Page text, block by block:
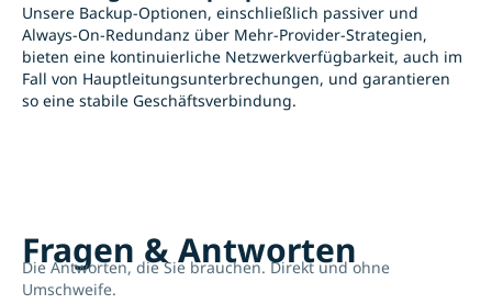
Unsere Backup-Optionen, einschließlich passiver und
Always-On-Redundanz über Mehr-Provider-Strategien,
bieten eine kontinuierliche Netzwerkverfügbarkeit, auch im
Fall von Hauptleitungsunterbrechungen, und garantieren
so eine stabile Geschäftsverbindung.
Fragen & Antworten
Die Antworten, die Sie brauchen. Direkt und ohne
Umschweife.